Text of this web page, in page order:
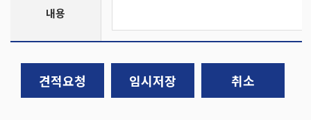
내용
견적요청 임시저장 취소